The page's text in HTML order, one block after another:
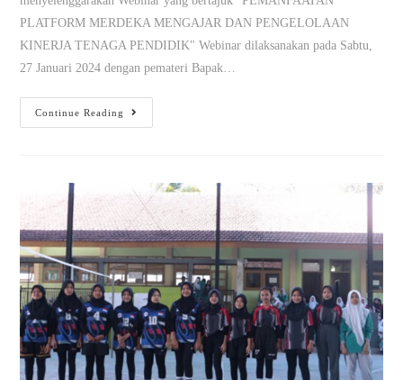
PLATFORM MERDEKA MENGAJAR DAN PENGELOLAAN
KINERJA TENAGA PENDIDIK" Webinar dilaksanakan pada Sabtu,
27 Januari 2024 dengan pemateri Bapak…
Continue Reading